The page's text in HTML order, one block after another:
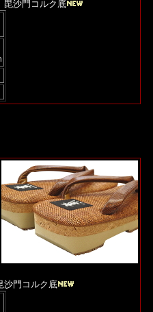
沙門コルク底
門コルク底